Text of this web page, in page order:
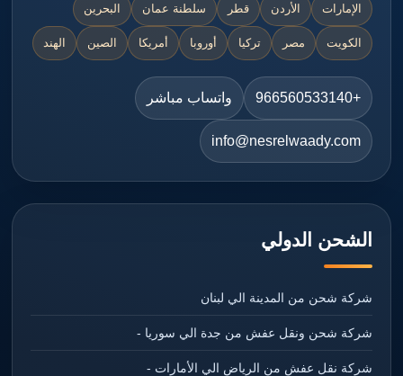
الإمارات الأردن قطر سلطنة عمان البحرين
الكويت مصر تركيا أوروبا أمريكا الصين الهند
+966560533140 واتساب مباشر
info@nesrelwaady.com
الشحن الدولي
شركة شحن من المدينة الي لبنان
شركة شحن ونقل عفش من جدة الي سوريا -
شركة نقل عفش من الرياض الي الأمارات -